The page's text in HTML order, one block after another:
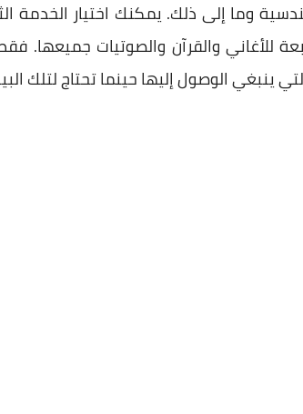
وما إلى ذلك. يمكنك اختيار الخدمة
للأغاني والقرآن والصوتيات
الوصول إليها حينما تحتاج لتلك